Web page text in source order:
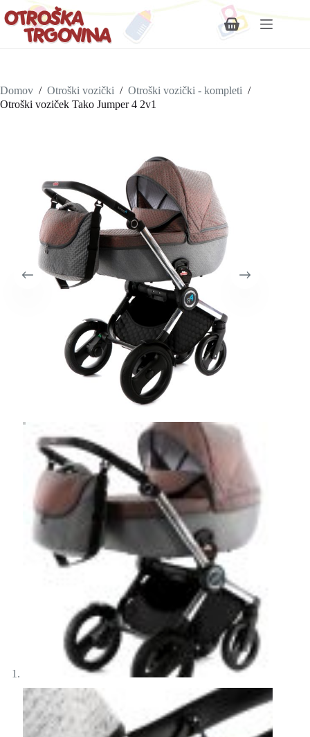
Shopping
Domov / Otroški vozički / Otroški vozički - kompleti /
Otroški voziček Tako Jumper 4 2v1